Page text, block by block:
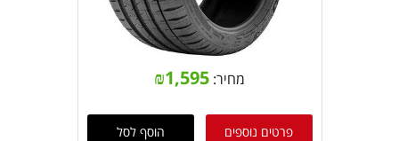
מחיר: ₪1,595
פרטים נוספים הוסף לסל